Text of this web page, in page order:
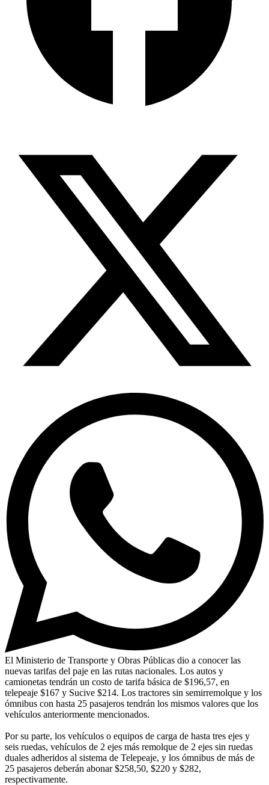
El Ministerio de Transporte y Obras Públicas dio a conocer las
nuevas tarifas del paje en las rutas nacionales. Los autos y
camionetas tendrán un costo de tarifa básica de $196,57, en
telepeaje $167 y Sucive $214. Los tractores sin semirremolque y los
ómnibus con hasta 25 pasajeros tendrán los mismos valores que los
vehículos anteriormente mencionados.
Por su parte, los vehículos o equipos de carga de hasta tres ejes y
seis ruedas, vehículos de 2 ejes más remolque de 2 ejes sin ruedas
duales adheridos al sistema de Telepeaje, y los ómnibus de más de
25 pasajeros deberán abonar $258,50, $220 y $282,
respectivamente.